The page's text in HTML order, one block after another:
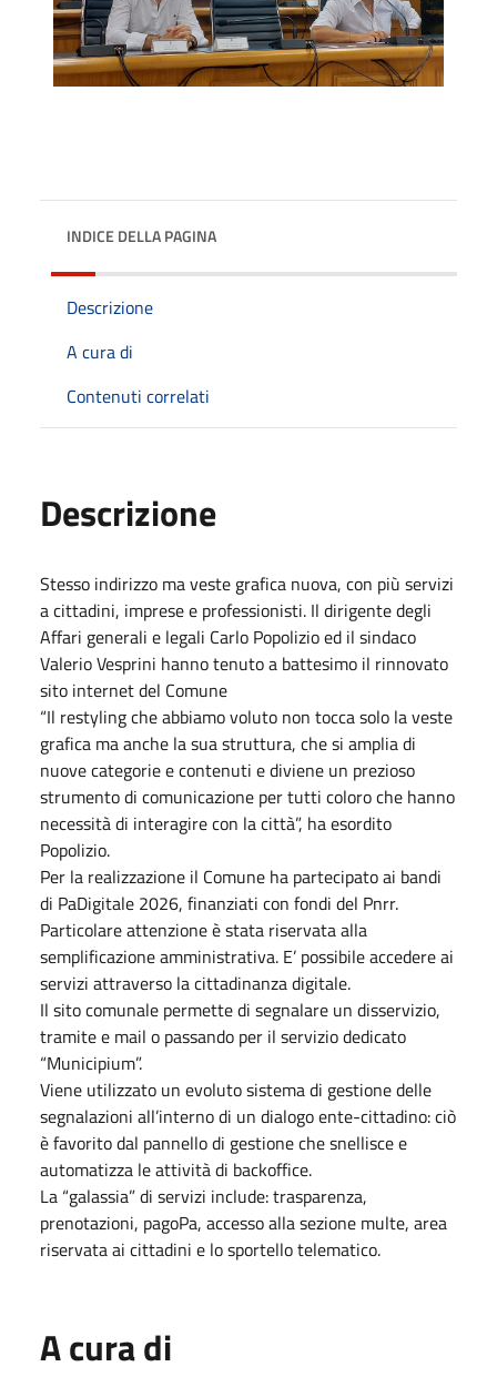
INDICE DELLA PAGINA
Descrizione
A cura di
Contenuti correlati
Descrizione
Stesso indirizzo ma veste grafica nuova, con più servizi
a cittadini, imprese e professionisti. Il dirigente degli
Affari generali e legali Carlo Popolizio ed il sindaco
Valerio Vesprini hanno tenuto a battesimo il rinnovato
sito internet del Comune
“Il restyling che abbiamo voluto non tocca solo la veste
grafica ma anche la sua struttura, che si amplia di
nuove categorie e contenuti e diviene un prezioso
strumento di comunicazione per tutti coloro che hanno
necessità di interagire con la città”, ha esordito
Popolizio.
Per la realizzazione il Comune ha partecipato ai bandi
di PaDigitale 2026, finanziati con fondi del Pnrr.
Particolare attenzione è stata riservata alla
semplificazione amministrativa. E’ possibile accedere ai
servizi attraverso la cittadinanza digitale.
Il sito comunale permette di segnalare un disservizio,
tramite e mail o passando per il servizio dedicato
“Municipium”.
Viene utilizzato un evoluto sistema di gestione delle
segnalazioni all’interno di un dialogo ente-cittadino: ciò
è favorito dal pannello di gestione che snellisce e
automatizza le attività di backoffice.
La “galassia” di servizi include: trasparenza,
prenotazioni, pagoPa, accesso alla sezione multe, area
riservata ai cittadini e lo sportello telematico.
A cura di